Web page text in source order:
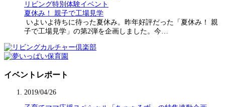
リビング特別体験イベント
夏休み！ 親子で工場見学
いよいよ待ちに待った夏休み。昨年好評だった「夏休み！ 親
子で工場見学」の第2弾を企画しました。今…
イベントレポート
2019/04/26